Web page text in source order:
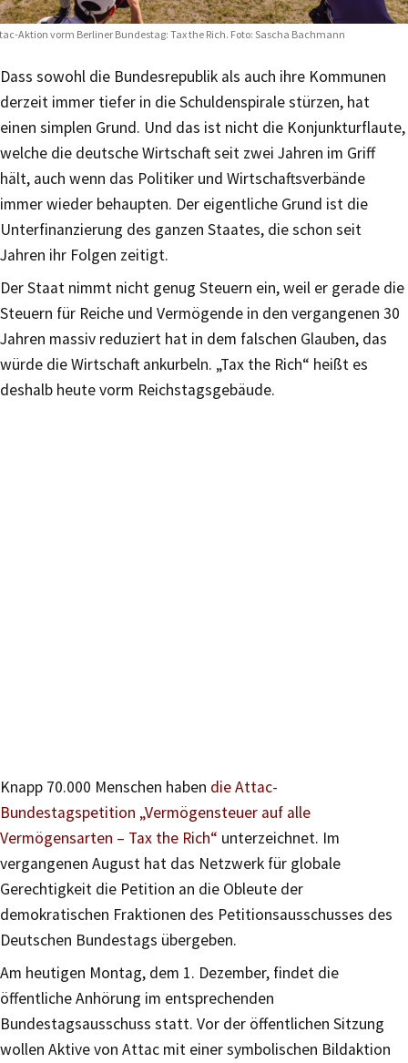
Aktion vorm Berliner Bundestag: Tax the Rich. Foto: Sascha Bachmann
Dass sowohl die Bundesrepublik als auch ihre Kommunen
derzeit immer tiefer in die Schuldenspirale stürzen, hat
einen simplen Grund. Und das ist nicht die Konjunkturflaute,
welche die deutsche Wirtschaft seit zwei Jahren im Griff
hält, auch wenn das Politiker und Wirtschaftsverbände
immer wieder behaupten. Der eigentliche Grund ist die
Unterfinanzierung des ganzen Staates, die schon seit
Jahren ihr Folgen zeitigt.
Der Staat nimmt nicht genug Steuern ein, weil er gerade die
Steuern für Reiche und Vermögende in den vergangenen 30
Jahren massiv reduziert hat in dem falschen Glauben, das
würde die Wirtschaft ankurbeln. „Tax the Rich“ heißt es
deshalb heute vorm Reichstagsgebäude.
Knapp 70.000 Menschen haben die Attac-
Bundestagspetition „Vermögensteuer auf alle
Vermögensarten – Tax the Rich“ unterzeichnet. Im
vergangenen August hat das Netzwerk für globale
Gerechtigkeit die Petition an die Obleute der
demokratischen Fraktionen des Petitionsausschusses des
Deutschen Bundestags übergeben.
Am heutigen Montag, dem 1. Dezember, findet die
öffentliche Anhörung im entsprechenden
Bundestagsausschuss statt. Vor der öffentlichen Sitzung
wollen Aktive von Attac mit einer symbolischen Bildaktion